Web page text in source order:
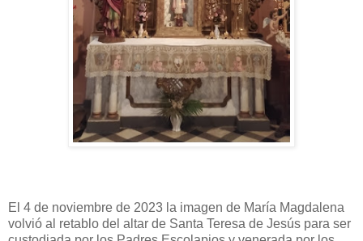
El 4 de noviembre de 2023 la imagen de María Magdalena
volvió al retablo del altar de Santa Teresa de Jesús para ser